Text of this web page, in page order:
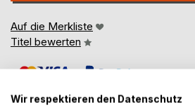
Auf die Merkliste
Titel bewerten
Wir respektieren den Datenschutz